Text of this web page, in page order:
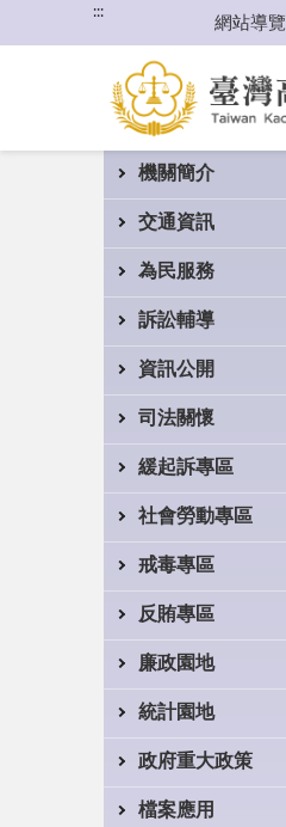
:::
網站導覽
機關簡介
交通資訊
為民服務
訴訟輔導
資訊公開
司法關懷
緩起訴專區
社會勞動專區
戒毒專區
反賄專區
廉政園地
統計園地
政府重大政策
檔案應用